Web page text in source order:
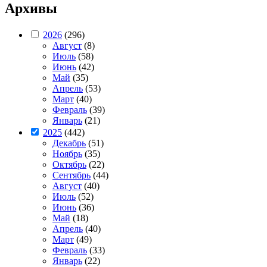
Архивы
2026 (296)
Август (8)
Июль (58)
Июнь (42)
Май (35)
Апрель (53)
Март (40)
Февраль (39)
Январь (21)
2025 (442)
Декабрь (51)
Ноябрь (35)
Октябрь (22)
Сентябрь (44)
Август (40)
Июль (52)
Июнь (36)
Май (18)
Апрель (40)
Март (49)
Февраль (33)
Январь (22)